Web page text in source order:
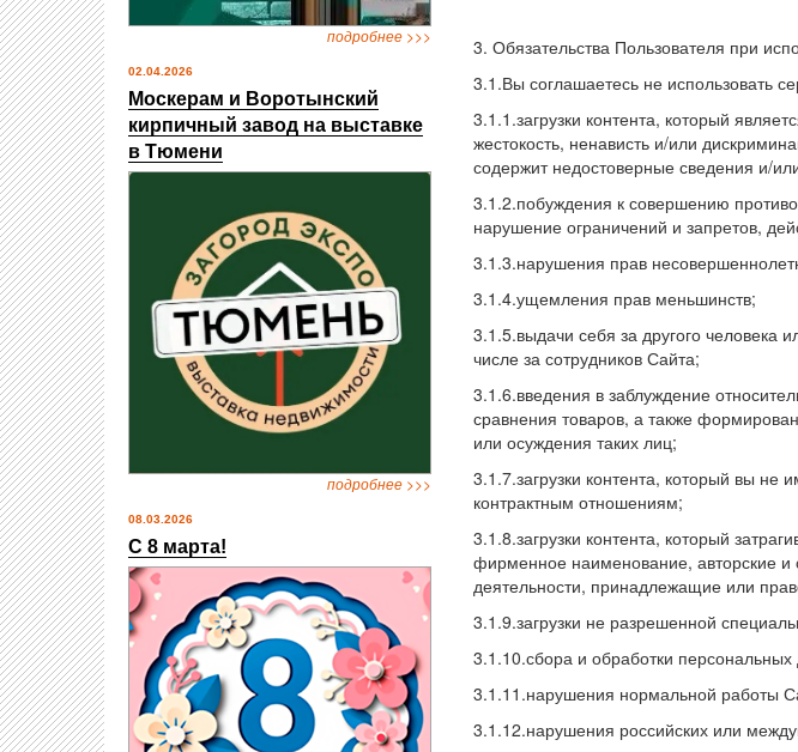
подробнее >>>
02.04.2026
Москерам и Воротынский
кирпичный завод на выставке
в Тюмени
подробнее >>>
08.03.2026
С 8 марта!
3. Обязательства Пользователя при
3.1.Вы соглашаетесь не использовать
3.1.1.загрузки контента, который
жестокость, ненависть и/или
содержит недостоверные сведения и/
3.1.2.побуждения к совершению
нарушение ограничений и запретов,
3.1.3.нарушения прав
3.1.4.ущемления прав меньшинств;
3.1.5.выдачи себя за другого человека
числе за сотрудников Сайта;
3.1.6.введения в заблуждение
сравнения товаров, а также
или осуждения таких лиц;
3.1.7.загрузки контента, который вы не
контрактным отношениям;
3.1.8.загрузки контента, который
фирменное наименование, авторские и
деятельности, принадлежащие или
3.1.9.загрузки не разрешенной
3.1.10.сбора и обработки
3.1.11.нарушения нормальной работы
3.1.12.нарушения российских или